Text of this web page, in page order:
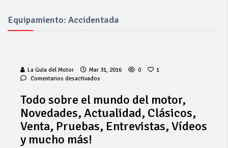
Equipamiento: Accidentada
La Guía del Motor Mar 31, 2016 0
1
Comentarios desactivados
el
mundo
del
motor,
Todo sobre el mundo del motor,
Novedades, Actualidad, Clásicos,
Venta, Pruebas, Entrevistas, Vídeos
y mucho más!